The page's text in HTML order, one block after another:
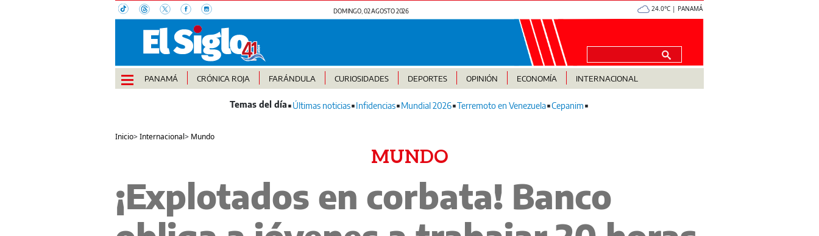
DOMINGO, 02 AGOSTO 2026 24.0°C | PANAMÁ
PANAMÁ CRÓNICA ROJA FARÁNDULA CURIOSIDADES DEPORTES OPINIÓN ECONOMÍA INTERNACIONAL
Últimas noticias Infidencias Mundial 2026 Terremoto en Venezuela Cepanim
Inicio>Internacional> Mundo
MUNDO
¡Explotados en corbata! Banco